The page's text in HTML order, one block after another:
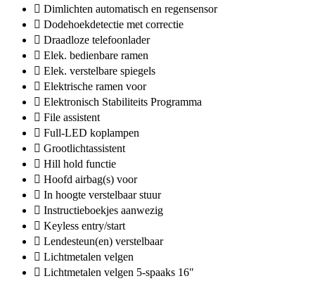
Dimlichten automatisch en regensensor
Dodehoekdetectie met correctie
Draadloze telefoonlader
Elek. bedienbare ramen
Elek. verstelbare spiegels
Elektrische ramen voor
Elektronisch Stabiliteits Programma
File assistent
Full-LED koplampen
Grootlichtassistent
Hill hold functie
Hoofd airbag(s) voor
In hoogte verstelbaar stuur
Instructieboekjes aanwezig
Keyless entry/start
Lendesteun(en) verstelbaar
Lichtmetalen velgen
Lichtmetalen velgen 5-spaaks 16"